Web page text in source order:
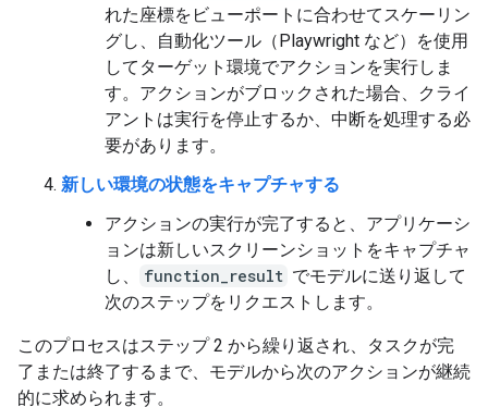
れた座標をビューポートに合わせてスケーリン
グし、自動化ツール（Playwright など）を使用
してターゲット環境でアクションを実行しま
す。アクションがブロックされた場合、クライ
アントは実行を停止するか、中断を処理する必
要があります。
新しい環境の状態をキャプチャする
アクションの実行が完了すると、アプリケーシ
ョンは新しいスクリーンショットをキャプチャ
し、
function_result でモデルに送り返して
次のステップをリクエストします。
このプロセスはステップ 2 から繰り返され、タスクが完
了または終了するまで、モデルから次のアクションが継続
的に求められます。